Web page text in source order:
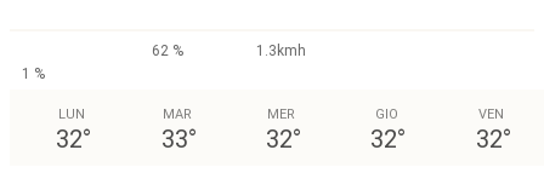
62 %
1.3kmh
1 %
LUN
32°
MAR
33°
MER
32°
GIO
32°
VEN
32°